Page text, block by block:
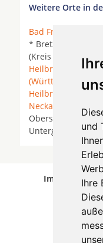
und
Ihre
Weitere Orte in
Bad Friedrichshall
* Bretzfeld *
(Kreis Heilbronn) *
Heilbronn/Neckar
(Württemberg) *
Heilbronn
*
Neckarsulm
*
Obersulm *